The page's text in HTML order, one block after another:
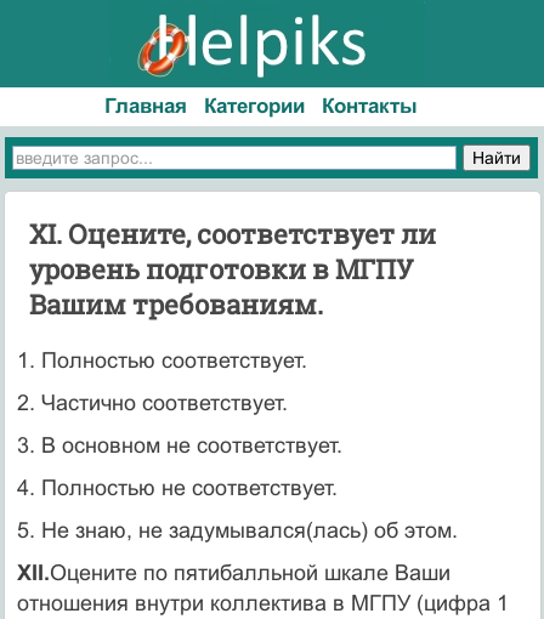
Главная Категории Контакты
XI. Оцените, соответствует ли
уровень подготовки в МГПУ
Вашим требованиям.
1. Полностью соответствует.
2. Частично соответствует.
3. В основном не соответствует.
4. Полностью не соответствует.
5. Не знаю, не задумывался(лась) об этом.
XII.Оцените по пятибалльной шкале Ваши
отношения внутри коллектива в МГПУ (цифра 1